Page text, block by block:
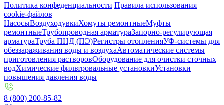
Политика конфеденциальности Правила использования
cookie-файлов
НасосыВоздуходувкиХомуты ремонтныеМуфты
ремонтныеТрубопроводная арматураЗапорно-регулирующая
арматураТруба ПНД (ПЭ)Регистры отопленияУФ-системы для
обеззараживания воды и воздухаАвтоматические системы
приготовления растворовОборудование для очистки сточных
водХимические фильтровальные установкиУстановки
повышения давления воды
8 (800) 200-85-82